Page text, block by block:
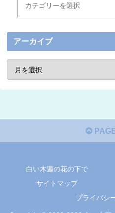
アーカイブ
白い木蓮の花の下で
サイトマップ
プライバシ